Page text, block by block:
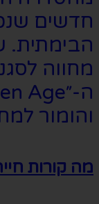
חדשים
הבימתית.
מחווה
והומור
מה קורות